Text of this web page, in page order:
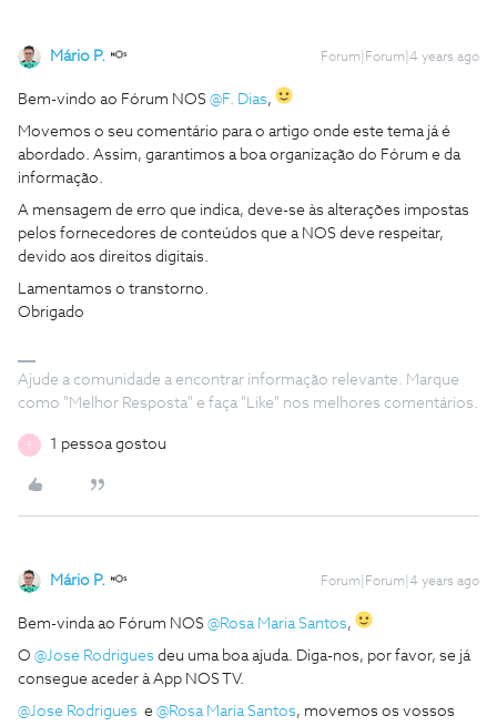
Mário P. Forum|Forum|4 years ago
Bem-vindo ao Fórum NOS @F. Dias,
Movemos o seu comentário para o artigo onde este tema já é
abordado. Assim, garantimos a boa organização do Fórum e da
informação.
A mensagem de erro que indica, deve-se às alterações impostas
pelos fornecedores de conteúdos que a NOS deve respeitar,
devido aos direitos digitais.
Lamentamos o transtorno.
Obrigado
Ajude a comunidade a encontrar informação relevante. Marque
como "Melhor Resposta" e faça "Like" nos melhores comentários.
1 pessoa gostou
Mário P. Forum|Forum|4 years ago
Bem-vinda ao Fórum NOS @Rosa Maria Santos,
O @Jose Rodrigues deu uma boa ajuda. Diga-nos, por favor, se já
consegue aceder à App NOS TV.
@Jose Rodrigues e @Rosa Maria Santos, movemos os vossos